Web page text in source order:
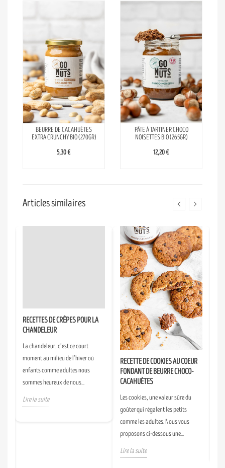
BEURRE DE CACAHUÈTES
EXTRA CRUNCHY BIO (270GR)
5,30 €
PÂTE À TARTINER CHOCO
NOISETTES BIO (265GR)
12,20 €
Articles similaires
RECETTES DE CRÊPES POUR LA
CHANDELEUR
La chandeleur, c’est ce court
moment au milieu de l’hiver où
RECETTE DE COOKIES AU COEUR
FONDANT DE BEURRE CHOCO-
CACAHUÈTES
Les cookies, une valeur sûre du
goûter qui régalent les petits
comme les adultes. Nous vous
proposons ci-dessous une...
Lire la suite